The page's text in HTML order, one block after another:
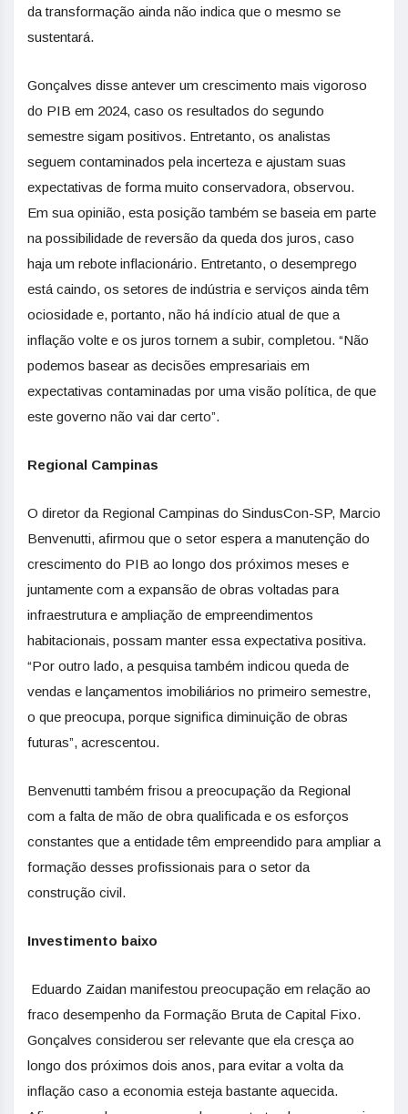
da transformação ainda não indica que o mesmo se
sustentará.
Gonçalves disse antever um crescimento mais vigoroso
do PIB em 2024, caso os resultados do segundo
semestre sigam positivos. Entretanto, os analistas
seguem contaminados pela incerteza e ajustam suas
expectativas de forma muito conservadora, observou.
Em sua opinião, esta posição também se baseia em parte
na possibilidade de reversão da queda dos juros, caso
haja um rebote inflacionário. Entretanto, o desemprego
está caindo, os setores de indústria e serviços ainda têm
ociosidade e, portanto, não há indício atual de que a
inflação volte e os juros tornem a subir, completou. “Não
podemos basear as decisões empresariais em
expectativas contaminadas por uma visão política, de que
este governo não vai dar certo”.
Regional Campinas
O diretor da Regional Campinas do SindusCon-SP, Marcio
Benvenutti, afirmou que o setor espera a manutenção do
crescimento do PIB ao longo dos próximos meses e
juntamente com a expansão de obras voltadas para
infraestrutura e ampliação de empreendimentos
habitacionais, possam manter essa expectativa positiva.
“Por outro lado, a pesquisa também indicou queda de
vendas e lançamentos imobiliários no primeiro semestre,
o que preocupa, porque significa diminuição de obras
futuras”, acrescentou.
Benvenutti também frisou a preocupação da Regional
com a falta de mão de obra qualificada e os esforços
constantes que a entidade têm empreendido para ampliar a
formação desses profissionais para o setor da
construção civil.
Investimento baixo
Eduardo Zaidan manifestou preocupação em relação ao
fraco desempenho da Formação Bruta de Capital Fixo.
Gonçalves considerou ser relevante que ela cresça ao
longo dos próximos dois anos, para evitar a volta da
inflação caso a economia esteja bastante aquecida.